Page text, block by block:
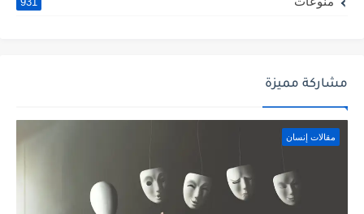
مشاركة مميزة
مقالات إنسان